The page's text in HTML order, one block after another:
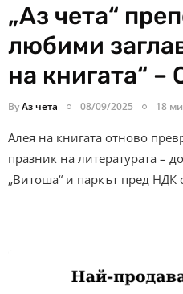
„Аз чета“
любими
на книгата“
ByАз чета 08/09/2025 18
Алея на книгата отново
празник на литературата –
„Витоша“ и паркът пред НДК